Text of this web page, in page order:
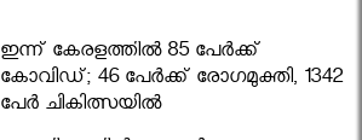
ഇന്ന് കേരളത്തിൽ 85 പേർക്ക്
കോവിഡ്; 46 പേർക്ക് രോഗമുക്തി, 1342
പേർ ചികിത്സയിൽ